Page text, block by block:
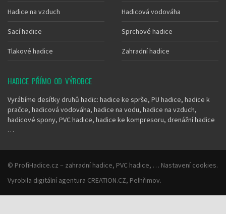
Hadice na vzduch Hadicová vodováha
Sací hadice Sprchové hadice
Tlakové hadice Zahradní hadice
HADICE PŘÍMO OD VÝROBCE
Vyrábíme desítky druhů hadic: hadice ke sprše, PU hadice, hadice k
pračce, hadicová vodováha, hadice na vodu, hadice na vzduch,
hadicové spony, PVC hadice, hadice ke kompresoru, drenážní hadice
…
© ProfiHadice.cz – zahradní hadice, PVC hadice, … Nastavení cookies.
Vyrobila digitální agentura CREATION.CZ, Pelhřimov.